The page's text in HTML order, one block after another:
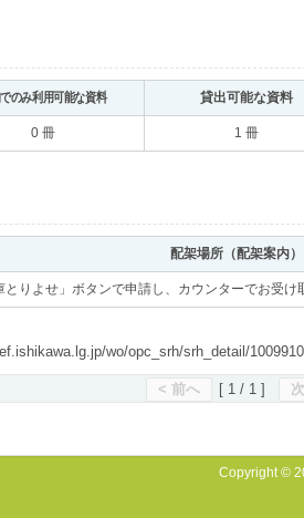
のみ利用可能な資料 貸出可能な資料
0 冊 1 冊
配架場所（配架案内）
りよせ」ボタンで申請し、カウンターでお受け
wo/opc_srh/srh_detail/
< 前へ [ 1 / 1 ]
Copyright ©